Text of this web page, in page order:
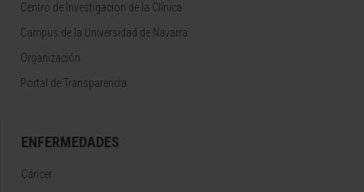
Centro de Investigacion de la Clínica
Campus de la Universidad de Navarra
Organización
Portal de Transparencia
ENFERMEDADES
Cáncer